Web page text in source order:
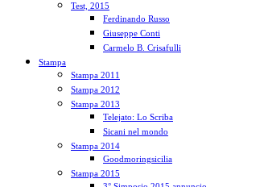
Test, 2015
Ferdinando Russo
Giuseppe Conti
Carmelo B. Crisafulli
Stampa
Stampa 2011
Stampa 2012
Stampa 2013
Telejato: Lo Scriba
Sicani nel mondo
Stampa 2014
Goodmoringsicilia
Stampa 2015